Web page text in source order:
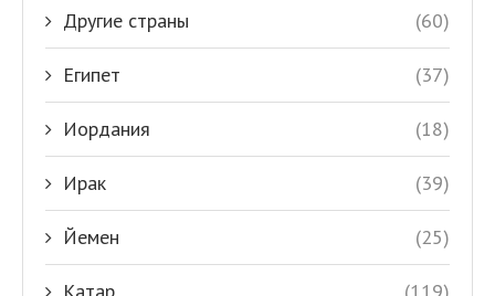
Другие страны (60)
Египет (37)
Иордания (18)
Ирак (39)
Йемен (25)